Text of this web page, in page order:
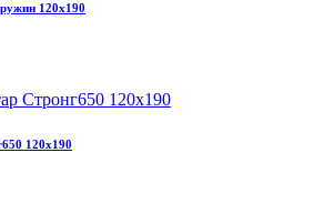
120х190
120х190